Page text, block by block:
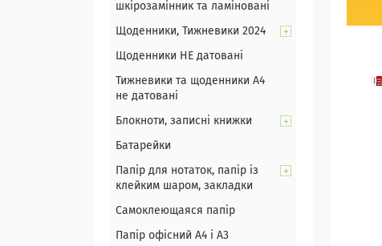
шкірозамінник та ламіновані
Щоденники, Тижневики 2024
Щоденники НЕ датовані
Тижневики та щоденники А4
не датовані
Блокноти, записні книжки
Батарейки
Папір для нотаток, папір із
клейким шаром, закладки
Самоклеющаяся папір
Папір офісний А4 і А3